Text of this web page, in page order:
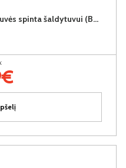
LANGEN BEIGE D60ZL-P/L virtuvės spinta šaldytuvui (Beige/Dab Artisan)